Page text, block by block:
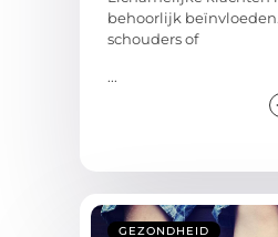
behoorlijk
schouders of
GEZONDHEID